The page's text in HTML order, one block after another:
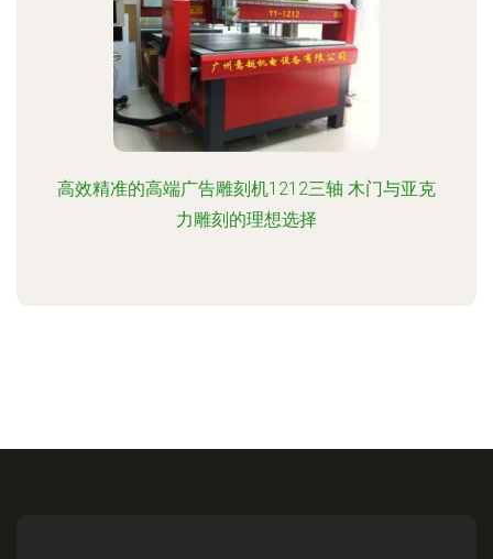
高效精准的高端广告雕刻机1212三轴 木门与亚克
力雕刻的理想选择